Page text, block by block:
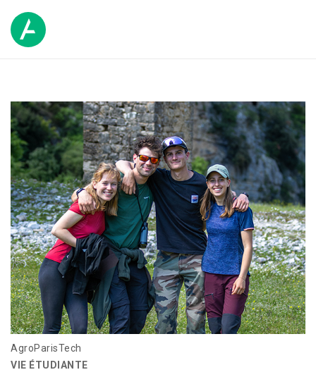
AgroParisTech
VIE ÉTUDIANTE